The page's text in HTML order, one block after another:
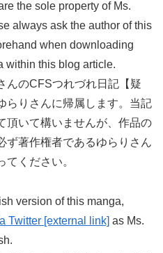
the sole property of Ms.
always ask the author of this
when downloading
within this blog article.
んのCFSつれづれ日記【疑
りさんに帰属します。当記
頂いて構いませんが、作品の
ず著作権者であるゆらりさん
ください。
version of this manga,
Twitter [external link] as Ms.